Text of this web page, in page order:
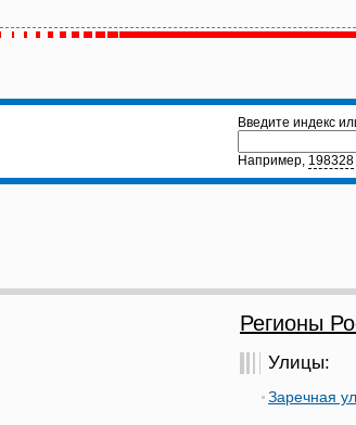
Введите индекс
Например, 198328
Регионы
Улицы:
Заречная ул.